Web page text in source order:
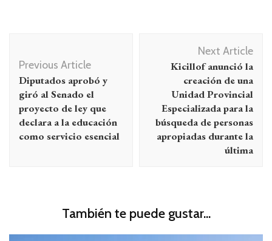
de
entradas
Previous Article
Diputados aprobó y
giró al Senado el
proyecto de ley que
declara a la educación
como servicio esencial
Next Article
Kicillof anunció la
creación de una
Unidad Provincial
Especializada para la
búsqueda de personas
apropiadas durante la
última
También te puede gustar...